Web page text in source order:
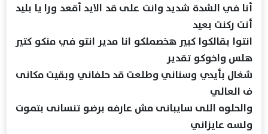
أنا في الشدة شديد وانت على قد الايد أقعد ورا يا بليد
أنت ركنت بعيد
انتوا بقالكوا كبير هخصملكو انا مدير انتو في منكو كتير
هلس واخوكو تقدير
شغال بأيدي وسناني وطلعت قد حلفاني وبقيت مكانى
ف العالي
والحلوه اللى سايبانى مش عارفه برضو تنسانى بتموت
ولسه عايزاني